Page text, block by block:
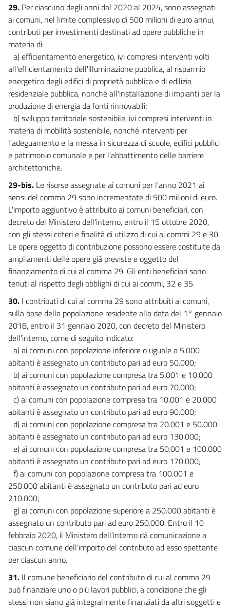
29. Per ciascuno degli anni dal 2020 al 2024, sono assegnati
ai comuni, nel limite complessivo di 500 milioni di euro annui,
contributi per investimenti destinati ad opere pubbliche in
materia di:
a) efficientamento energetico, ivi compresi interventi volti
all'efficientamento dell'illuminazione pubblica, al risparmio
energetico degli edifici di proprietà pubblica e di edilizia
residenziale pubblica, nonché all'installazione di impianti per la
produzione di energia da fonti rinnovabili;
b) sviluppo territoriale sostenibile, ivi compresi interventi in
materia di mobilità sostenibile, nonché interventi per
l'adeguamento e la messa in sicurezza di scuole, edifici pubblici
e patrimonio comunale e per l'abbattimento delle barriere
architettoniche.
29-bis. Le risorse assegnate ai comuni per l'anno 2021 ai
sensi del comma 29 sono incrementate di 500 milioni di euro.
L'importo aggiuntivo è attribuito ai comuni beneficiari, con
decreto del Ministero dell'interno, entro il 15 ottobre 2020,
con gli stessi criteri e finalità di utilizzo di cui ai commi 29 e 30.
Le opere oggetto di contribuzione possono essere costituite da
ampliamenti delle opere già previste e oggetto del
finanziamento di cui al comma 29. Gli enti beneficiari sono
tenuti al rispetto degli obblighi di cui ai commi, 32 e 35.
30. I contributi di cui al comma 29 sono attribuiti ai comuni,
sulla base della popolazione residente alla data del 1° gennaio
2018, entro il 31 gennaio 2020, con decreto del Ministero
dell'interno, come di seguito indicato:
a) ai comuni con popolazione inferiore o uguale a 5.000
abitanti è assegnato un contributo pari ad euro 50.000;
b) ai comuni con popolazione compresa tra 5.001 e 10.000
abitanti è assegnato un contributo pari ad euro 70.000;
c) ai comuni con popolazione compresa tra 10.001 e 20.000
abitanti è assegnato un contributo pari ad euro 90.000;
d) ai comuni con popolazione compresa tra 20.001 e 50.000
abitanti è assegnato un contributo pari ad euro 130.000;
e) ai comuni con popolazione compresa tra 50.001 e 100.000
abitanti è assegnato un contributo pari ad euro 170.000;
f) ai comuni con popolazione compresa tra 100.001 e
250.000 abitanti è assegnato un contributo pari ad euro
210.000;
g) ai comuni con popolazione superiore a 250.000 abitanti è
assegnato un contributo pari ad euro 250.000. Entro il 10
febbraio 2020, il Ministero dell'interno dà comunicazione a
ciascun comune dell'importo del contributo ad esso spettante
per ciascun anno.
31. Il comune beneficiario del contributo di cui al comma 29
può finanziare uno o più lavori pubblici, a condizione che gli
stessi non siano già integralmente finanziati da altri soggetti e